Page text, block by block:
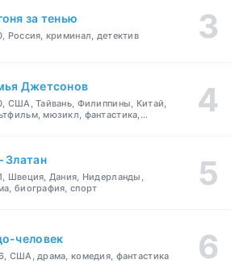
за тенью
Россия, криминал, детектив
Джетсонов
США, Тайвань, Филиппины, Китай,
мюзикл, фантастика,
Златан
Швеция, Дания, Нидерланды,
биография, спорт
человек
США, драма, комедия, фантастика